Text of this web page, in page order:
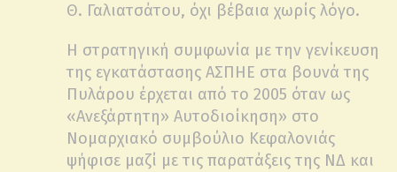
Θ. Γαλιατσάτου, όχι βέβαια χωρίς λόγο.
Η στρατηγική συμφωνία με την γενίκευση
της εγκατάστασης ΑΣΠΗΕ στα βουνά της
Πυλάρου έρχεται από το 2005 όταν ως
«Ανεξάρτητη» Αυτοδιοίκηση» στο
Νομαρχιακό συμβούλιο Κεφαλονιάς
ψήφισε μαζί με τις παρατάξεις της ΝΔ και